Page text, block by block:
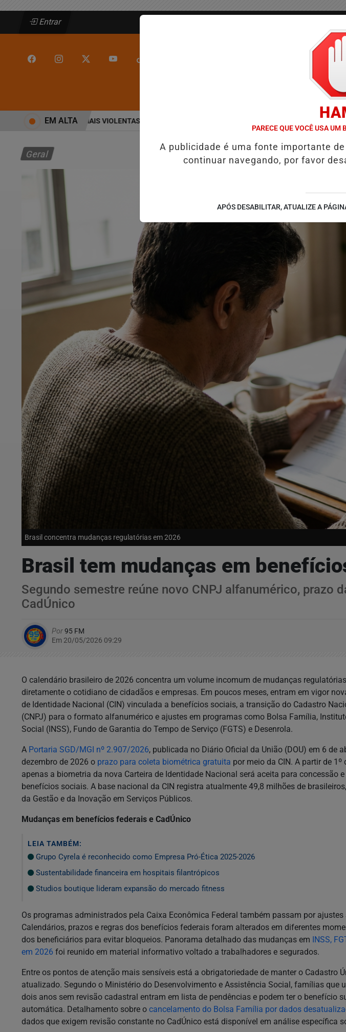
Entrar
/
CINCO CIDADES MAIS VIOLENTAS DO BRASIL E CAI PARA A 6ª POSIÇÃO EM NOVO ANUÁRIO DA
EM ALTA
Geral
Brasil concentra mudanças regulatórias em 2026
Brasil tem mudanças em
Segundo semestre reúne novo CNPJ alfanumérico, prazo
CadÚnico
Por95 FM
Em 20/05/2026 09:29
O calendário brasileiro de 2026 concentra um volume incomum de mudanças
diretamente o cotidiano de cidadãos e empresas. Em poucos meses, entram em vigor
de Identidade Nacional (CIN) vinculada a benefícios sociais, a transição do Cadastro
(CNPJ) para o formato alfanumérico e ajustes em programas como Bolsa Família,
Social (INSS), Fundo de Garantia do Tempo de Serviço (FGTS) e Desenrola.
A Portaria SGD/MGI nº 2.907/2026, publicada no Diário Oficial da União (DOU) em 6 de
dezembro de 2026 o prazo para coleta biométrica gratuita por meio da CIN. A partir de 1º
apenas a biometria da nova Carteira de Identidade Nacional será aceita para concessão
benefícios sociais. A base nacional da CIN registra atualmente 49,8 milhões de
da Gestão e da Inovação em Serviços Públicos.
Mudanças em benefícios federais e CadÚnico
LEIA TAMBÉM:
Grupo Cyrela é reconhecido como Empresa Pró-Ética 2025-2026
Sustentabilidade financeira em hospitais filantrópicos
Studios boutique lideram expansão do mercado fitness
Os programas administrados pela Caixa Econômica Federal também passam por
Calendários, prazos e regras dos benefícios federais foram alterados em diferentes
dos beneficiários para evitar bloqueios. Panorama detalhado das mudanças em INSS,
em 2026 foi reunido em material informativo voltado a trabalhadores e segurados.
Entre os pontos de atenção mais sensíveis está a obrigatoriedade de manter o Cadastro
atualizado. Segundo o Ministério do Desenvolvimento e Assistência Social, famílias que
dois anos sem revisão cadastral entram em lista de pendências e podem ter o benefício
automática. Detalhamento sobre o cancelamento do Bolsa Família por dados
dados que exigem revisão constante no CadÚnico está disponível em análise específica
PARECE QUE VOCÊ USA UM
A publicidade é uma fonte importante
continuar navegando, por favor
APÓS DESABILITAR, ATUALIZE A